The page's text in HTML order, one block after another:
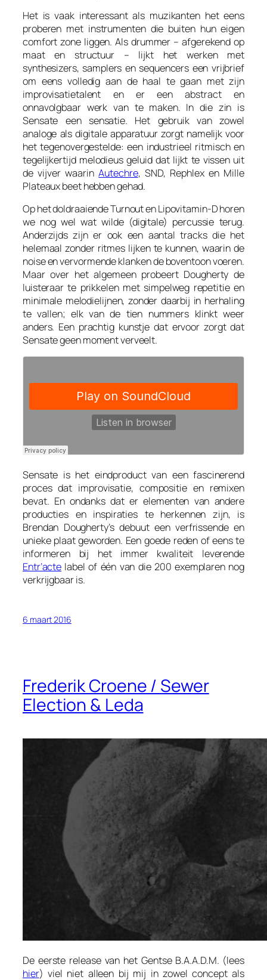
Het is vaak interessant als muzikanten het eens
proberen met instrumenten die buiten hun eigen
comfort zone liggen. Als drummer – afgerekend op
maat en structuur – lijkt het werken met
synthesizers, samplers en sequencers een vrijbrief
om eens volledig aan de haal te gaan met zijn
improvisatietalent en er een abstract en
onnavolgbaar werk van te maken. In die zin is
Sensate een sensatie. Het gebruik van zowel
analoge als digitale apparatuur zorgt namelijk voor
het tegenovergestelde: een industrieel ritmisch en
tegelijkertijd melodieus geluid dat lijkt te vissen uit
de vijver waarinAutechre, SND, Rephlex en Mille
Plateaux beet hebben gehad.
Op het doldraaiende Turnout en Lipovitamin-D horen
we nog wel wat wilde (digitale) percussie terug.
Anderzijds zijn er ook een aantal tracks die het
helemaal zonder ritmes lijken te kunnen, waarin de
noise en vervormende klanken de boventoon voeren.
Maar over het algemeen probeert Dougherty de
luisteraar te prikkelen met simpelweg repetitie en
minimale melodielijnen, zonder daarbij in herhaling
te vallen; elk van de tien nummers klinkt weer
anders. Een prachtig kunstje dat ervoor zorgt dat
Sensate geen moment verveelt.
Sensate is het eindproduct van een fascinerend
proces dat improvisatie, compositie en remixen
bevat. En ondanks dat er elementen van andere
producties en inspiraties te herkennen zijn, is
Brendan Dougherty’s debuut een verfrissende en
unieke plaat geworden. Een goede reden of eens te
informeren bij het immer kwaliteit leverende
Entr’acte label of één van die 200 exemplaren nog
verkrijgbaar is.
6 maart 2016
Frederik Croene / Sewer
Election & Leda
De eerste release van het Gentse B.A.A.D.M. (lees
hier) viel niet alleen bij mij in zowel concept als